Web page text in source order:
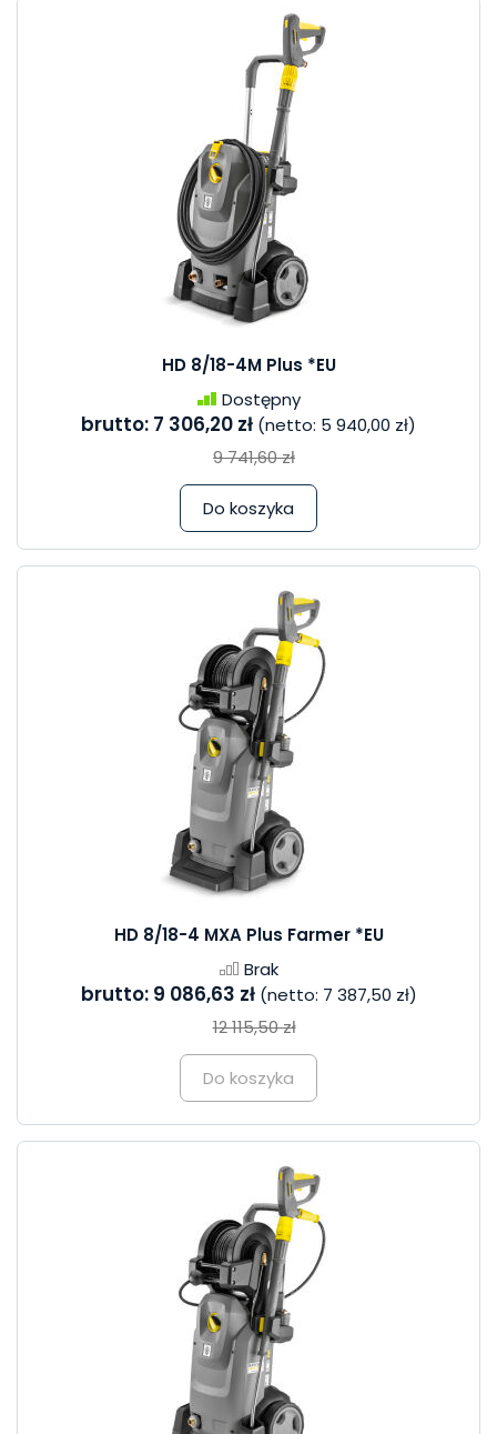
HD 8/18-4M Plus *EU
Dostępny
brutto: 7 306,20 zł (netto: 5 940,00 zł)
9 741,60 zł
Do koszyka
HD 8/18-4 MXA Plus Farmer *EU
Brak
brutto: 9 086,63 zł (netto: 7 387,50 zł)
12 115,50 zł
Do koszyka